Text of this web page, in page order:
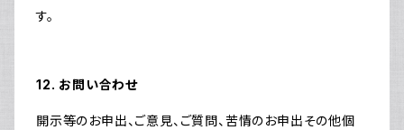
す。
12. お問い合わせ
開示等のお申出、ご意見、ご質問、苦情のお申出その他個